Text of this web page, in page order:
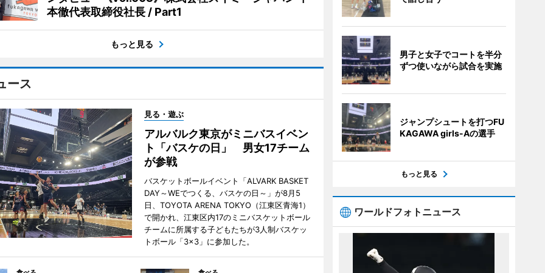
本徹代表取締役社長 / Part1
もっと見る
ース
見る・遊ぶ
アルバルク東京がミニバスイベン
ト「バスケの日」 男女17チーム
が参戦
バスケットボールイベント「ALVARK BASKET
DAY～WEでつくる、バスケの日～」が8月5
日、TOYOTA ARENA TOKYO（江東区青海1）
で開かれ、江東区内17のミニバスケットボール
チームに所属する子どもたちが3人制バスケッ
トボール「3×3」に参加した。
男子と女子でコートを半分
ずつ使いながら試合を実施
ジャンプシュートを打つFU
KAGAWA girls-Aの選手
もっと見る
ワールドフォトニュース